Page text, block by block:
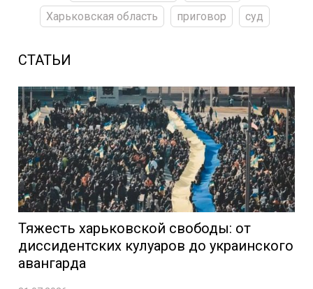
Харьковская область приговор суд
СТАТЬИ
Тяжесть харьковской свободы: от
диссидентских кулуаров до украинского
авангарда